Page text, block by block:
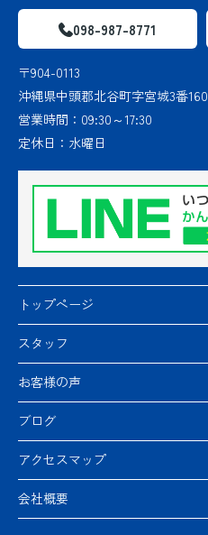
098-987-8771
〒904-0113
沖縄県中頭郡北谷町字宮城3番160
営業時間： 09:30～17:30
定休日： 水曜日
トップページ
スタッフ
お客様の声
ブログ
アクセスマップ
会社概要